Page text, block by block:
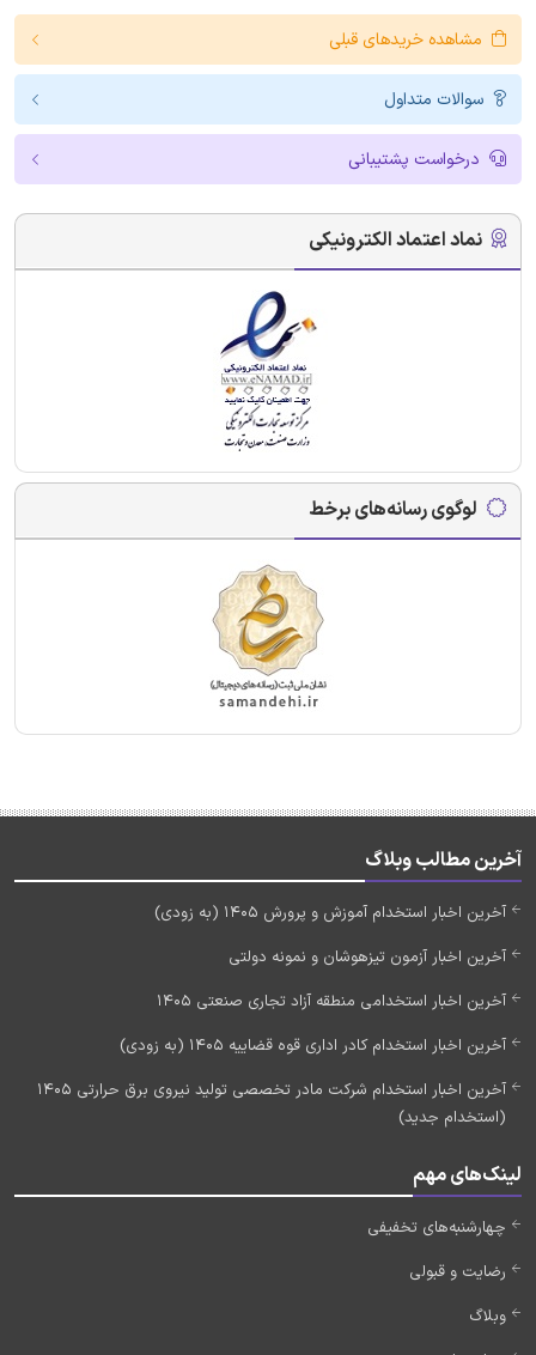
مشاهده خریدهای قبلی
سوالات متداول
درخواست پشتیبانی
نماد اعتماد الکترونیکی
لوگوی رسانه‌های برخط
آخرین مطالب وبلاگ
آخرین اخبار استخدام آموزش و پرورش 1405 (به زودی)
آخرین اخبار آزمون تیزهوشان و نمونه دولتی
آخرین اخبار استخدامی منطقه آزاد تجاری صنعتی 1405
آخرین اخبار استخدام کادر اداری قوه قضاییه 1405 (به زودی)
آخرین اخبار استخدام شرکت مادر تخصصی تولید نیروی برق حرارتی 1405
(استخدام جدید)
لینک‌های مهم
چهارشنبه‌های تخفیفی
رضایت و قبولی
وبلاگ